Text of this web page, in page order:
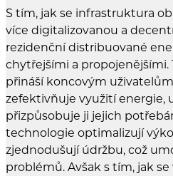
S tím, jak se infrastruktura
více digitalizovanou a
rezidenční distribuované
chytřejšími a propojenějšími.
přináší koncovým
zefektivňuje využití energie,
přizpůsobuje ji jejich
technologie optimalizují
zjednodušují údržbu, což
problémů. Avšak s tím, jak se